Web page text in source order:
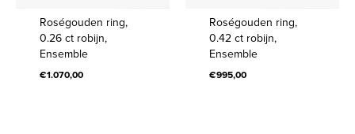
Roségouden
ring,
Roségouden ring,
0.26 ct robijn,
Ensemble
€1.070,00
Roségouden
ring,
Roségouden ring,
0.42 ct robijn,
Ensemble
€995,00